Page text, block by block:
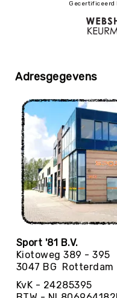
-
netten
&
EDUCATIE
ballen
ballen
Gecertificeerd
Adresgegevens
Sport '81 B.V.
Kiotoweg 389 - 395
3047 BG Rotterdam
KvK - 24285395